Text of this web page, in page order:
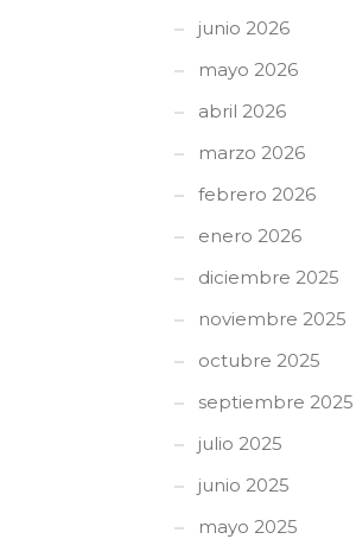
junio 2026
mayo 2026
abril 2026
marzo 2026
febrero 2026
enero 2026
diciembre 2025
noviembre 2025
octubre 2025
septiembre 2025
julio 2025
junio 2025
mayo 2025